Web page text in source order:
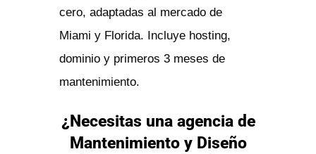
cero, adaptadas al mercado de
Miami y Florida. Incluye hosting,
dominio y primeros 3 meses de
mantenimiento.
¿Necesitas una agencia de
Mantenimiento y Diseño